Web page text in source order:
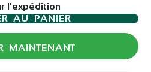
l'expédition
AU PANIER
MAINTENANT